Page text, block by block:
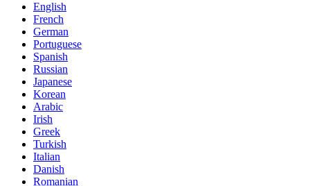
English
French
German
Portuguese
Spanish
Russian
Japanese
Korean
Arabic
Irish
Greek
Turkish
Italian
Danish
Romanian